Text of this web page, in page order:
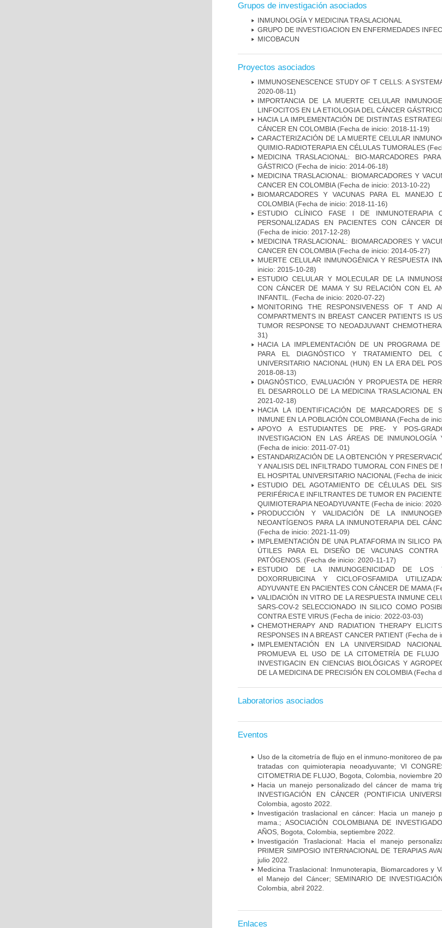
Grupos de investigación asociados
INMUNOLOGÍA Y MEDICINA TRASLACIONAL
GRUPO DE INVESTIGACION EN ENFERMEDADES
MICOBAC­UN
Proyectos asociados
IMMUNOSENESCENCE STUDY OF T CELLS: A
2020-08-11)
IMPORTANCIA DE LA MUERTE CELULAR
LINFOCITOS EN LA ETIOLOGIA DEL CÁNCER
HACIA LA IMPLEMENTACIÓN DE DISTINTAS
CÁNCER EN COLOMBIA(Fecha de inicio: 2018-11-19)
CARACTERIZACIÓN DE LA MUERTE CELULAR
QUIMIO-RADIOTERAPIA EN CÉLULAS TUMORALES
MEDICINA TRASLACIONAL: BIO-MARCADORES
GÁSTRICO (Fecha de inicio: 2014-06-18)
MEDICINA TRASLACIONAL: BIOMARCADORES Y
CANCER EN COLOMBIA(Fecha de inicio: 2013-10-22)
BIOMARCADORES Y VACUNAS PARA EL MANEJO
COLOMBIA(Fecha de inicio: 2018-11-16)
ESTUDIO CLÍNICO FASE I DE INMUNOTERAPIA
PERSONALIZADAS EN PACIENTES CON CÁNCER
(Fecha de inicio: 2017-12-28)
MEDICINA TRASLACIONAL: BIOMARCADORES Y
CANCER EN COLOMBIA(Fecha de inicio: 2014-05-27)
MUERTE CELULAR INMUNOGÉNICA Y RESPUESTA
inicio: 2015-10-28)
ESTUDIO CELULAR Y MOLECULAR DE LA
CON CÁNCER DE MAMA Y SU RELACIÓN CON EL
INFANTIL.
(Fecha de inicio: 2020-07-22)
MONITORING THE RESPONSIVENESS OF T AND
COMPARTMENTS IN BREAST CANCER PATIENTS IS
TUMOR RESPONSE TO NEOADJUVANT
31)
HACIA LA IMPLEMENTACIÓN DE UN PROGRAMA
PARA EL DIAGNÓSTICO Y TRATAMIENTO DEL
UNIVERSITARIO NACIONAL (HUN) EN LA ERA DEL
2018-08-13)
DIAGNÓSTICO, EVALUACIÓN Y PROPUESTA DE
EL DESARROLLO DE LA MEDICINA TRASLACIONAL
2021-02-18)
HACIA LA IDENTIFICACIÓN DE MARCADORES DE
INMUNE EN LA POBLACIÓN COLOMBIANA(Fecha de
APOYO A ESTUDIANTES DE PRE- Y POS-
INVESTIGACION EN LAS ÁREAS DE INMUNOLOGÍA
(Fecha de inicio: 2011-07-01)
ESTANDARIZACIÓN DE LA OBTENCIÓN Y
Y ANALISIS DEL INFILTRADO TUMORAL CON FINES DE
EL HOSPITAL UNIVERSITARIO NACIONAL (Fecha de
ESTUDIO DEL AGOTAMIENTO DE CÉLULAS DEL
PERIFÉRICA E INFILTRANTES DE TUMOR EN
QUIMIOTERAPIA NEOADYUVANTE (Fecha de inicio:
PRODUCCIÓN Y VALIDACIÓN DE LA
NEOANTÍGENOS PARA LA INMUNOTERAPIA DEL
(Fecha de inicio: 2021-11-09)
IMPLEMENTACIÓN DE UNA PLATAFORMA IN SILICO
ÚTILES PARA EL DISEÑO DE VACUNAS
PATÓGENOS. (Fecha de inicio: 2020-11-17)
ESTUDIO DE LA INMUNOGENICIDAD DE LOS
DOXORRUBICINA Y CICLOFOSFAMIDA
ADYUVANTE EN PACIENTES CON CÁNCER DE MAMA
VALIDACIÓN IN VITRO DE LA RESPUESTA INMUNE
SARS-COV-2 SELECCIONADO IN SILICO COMO
CONTRA ESTE VIRUS (Fecha de inicio: 2022-03-03)
CHEMOTHERAPY AND RADIATION THERAPY
RESPONSES IN A BREAST CANCER PATIENT (Fecha de
IMPLEMENTACIÓN EN LA UNIVERSIDAD
PROMUEVA EL USO DE LA CITOMETRÍA DE FLUJO
INVESTIGACIN EN CIENCIAS BIOLÓGICAS Y
DE LA MEDICINA DE PRECISIÓN EN COLOMBIA(Fecha
Laboratorios asociados
Eventos
Uso de la citometría de flujo en el inmuno-monitoreo de
tratadas con quimioterapia neoadyuvante; VI
CITOMETRIA DE FLUJO, Bogota, Colombia, noviembre
Hacia un manejo personalizado del cáncer de mama
INVESTIGACIÓN EN CÁNCER (PONTIFICIA
Colombia, agosto 2022.
Investigación traslacional en cáncer: Hacia un manejo
mama.; ASOCIACIÓN COLOMBIANA DE
AÑOS, Bogota, Colombia, septiembre 2022.
Investigación Traslacional: Hacia el manejo
PRIMER SIMPOSIO INTERNACIONAL DE TERAPIAS
julio 2022.
Medicina Traslacional: Inmunoterapia, Biomarcadores y
el Manejo del Cáncer; SEMINARIO DE
Colombia, abril 2022.
Enlaces